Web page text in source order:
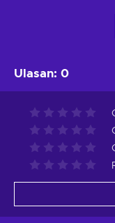
Ulasan: 0